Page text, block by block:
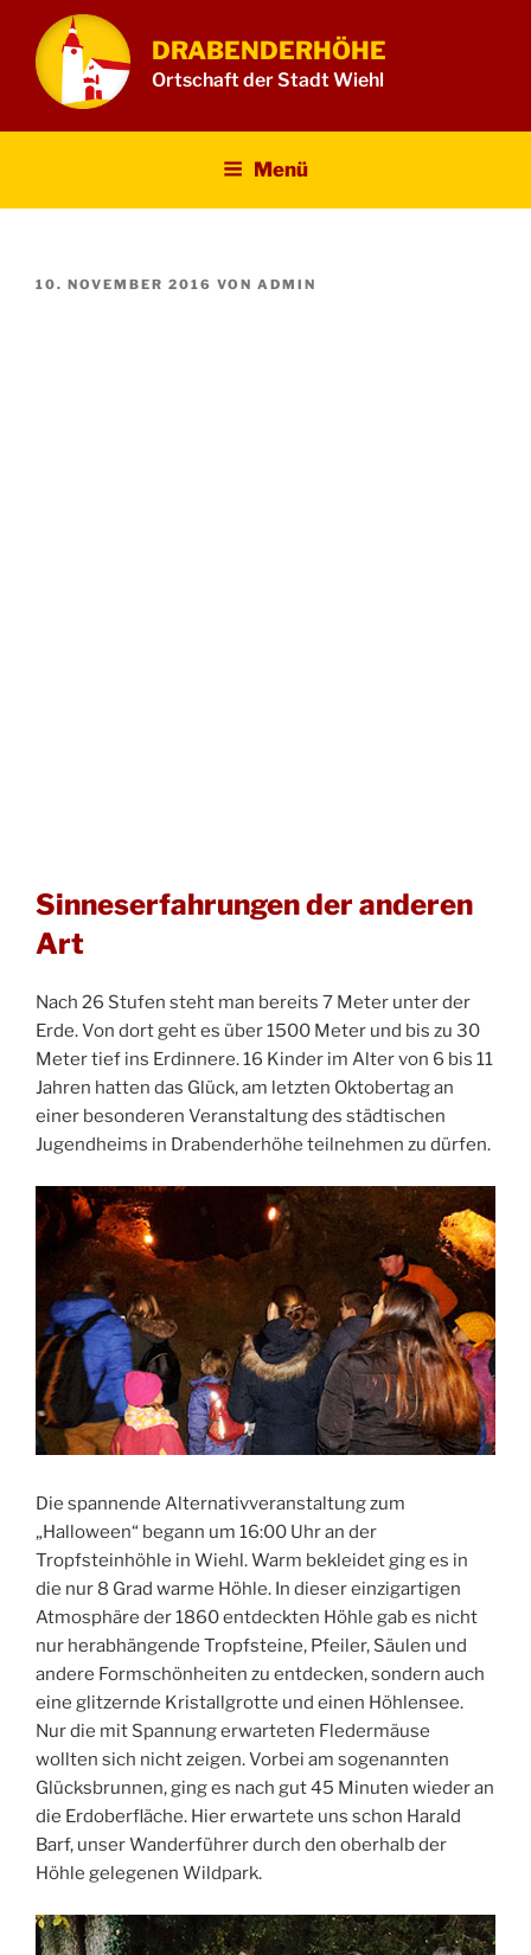
Inhalt
springen
DRABENDERHÖHE
Ortschaft der Stadt Wiehl
Menü
VERÖFFENTLICHT
10. NOVEMBER 2016 VON ADMIN
Sinneserfahrungen der anderen
Art
Nach 26 Stufen steht man bereits 7 Meter unter der
Erde. Von dort geht es über 1500 Meter und bis zu 30
Meter tief ins Erdinnere. 16 Kinder im Alter von 6 bis 11
Jahren hatten das Glück, am letzten Oktobertag an
einer besonderen Veranstaltung des städtischen
Jugendheims in Drabenderhöhe teilnehmen zu dürfen.
Die spannende Alternativveranstaltung zum
„Halloween“ begann um 16:00 Uhr an der
Tropfsteinhöhle in Wiehl. Warm bekleidet ging es in
die nur 8 Grad warme Höhle. In dieser einzigartigen
Atmosphäre der 1860 entdeckten Höhle gab es nicht
nur herabhängende Tropfsteine, Pfeiler, Säulen und
andere Formschönheiten zu entdecken, sondern auch
eine glitzernde Kristallgrotte und einen Höhlensee.
Nur die mit Spannung erwarteten Fledermäuse
wollten sich nicht zeigen. Vorbei am sogenannten
Glücksbrunnen, ging es nach gut 45 Minuten wieder an
die Erdoberfläche. Hier erwartete uns schon Harald
Barf, unser Wanderführer durch den oberhalb der
Höhle gelegenen Wildpark.